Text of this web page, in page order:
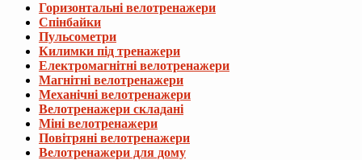
Горизонтальні велотренажери
Спінбайки
Пульсометри
Килимки під тренажери
Електромагнітні велотренажери
Магнітні велотренажери
Механічні велотренажери
Велотренажери складані
Міні велотренажери
Повітряні велотренажери
Велотренажери для дому